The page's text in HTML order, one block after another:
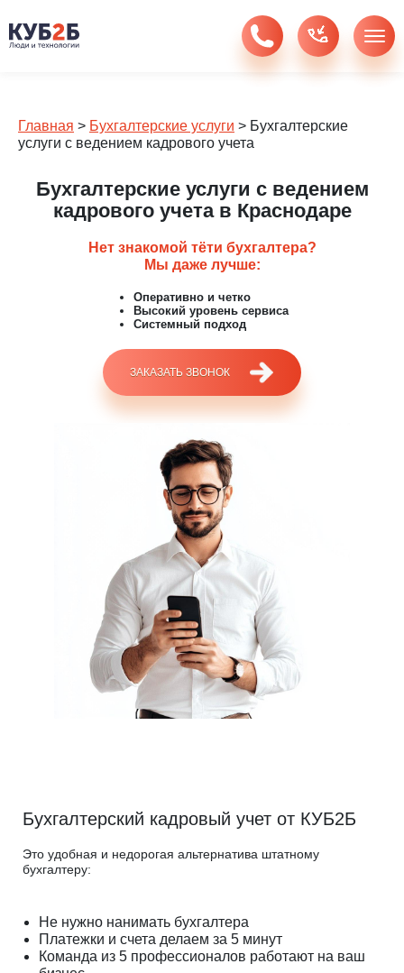
Главная > Бухгалтерские услуги > Бухгалтерские
услуги с ведением кадрового учета
Бухгалтерские услуги с ведением
кадрового учета в Краснодаре
Нет знакомой тёти бухгалтера?
Мы даже лучше:
Оперативно и четко
Высокий уровень сервиса
Системный подход
ЗАКАЗАТЬ ЗВОНОК
Бухгалтерский кадровый учет от КУБ2Б
Это удобная и недорогая альтернатива штатному
бухгалтеру:
Не нужно нанимать бухгалтера
Платежки и счета делаем за 5 минут
Команда из 5 профессионалов работают на ваш